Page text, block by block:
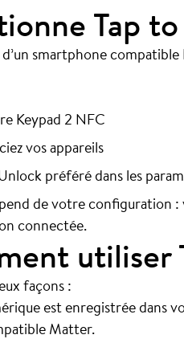
Tap
smartphone
Keypad 2 NFC
vos appareils
préféré dans les
de votre configuration
connectée.
utiliser
façons :
est enregistrée dans
Matter.